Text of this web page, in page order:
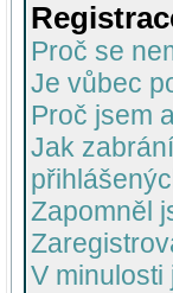
Proč se
Je vůbec
Proč jsem
Jak
Zapomněl
V